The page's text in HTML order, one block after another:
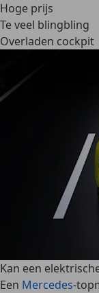
Hoge prijs
Te veel blingbling
Overladen cockpit
Kan een
Een Mercedes-